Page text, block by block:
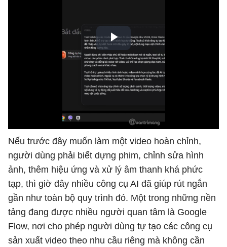
Nếu trước đây muốn làm một video hoàn chỉnh,
người dùng phải biết dựng phim, chỉnh sửa hình
ảnh, thêm hiệu ứng và xử lý âm thanh khá phức
tạp, thì giờ đây nhiều công cụ AI đã giúp rút ngắn
gần như toàn bộ quy trình đó. Một trong những nền
tảng đang được nhiều người quan tâm là Google
Flow, nơi cho phép người dùng tự tạo các công cụ
sản xuất video theo nhu cầu riêng mà không cần